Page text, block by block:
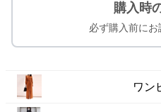
購入時
必ず購入前にお
ワン